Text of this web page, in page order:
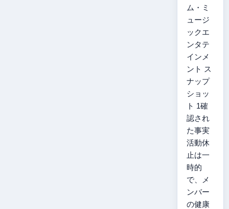
ム・ミ
ュージ
ックエ
ンタテ
インメ
ント ス
ナップ
ショッ
ト 1確
認され
た事実
活動休
止は一
時的
で、メ
ンバー
の健康